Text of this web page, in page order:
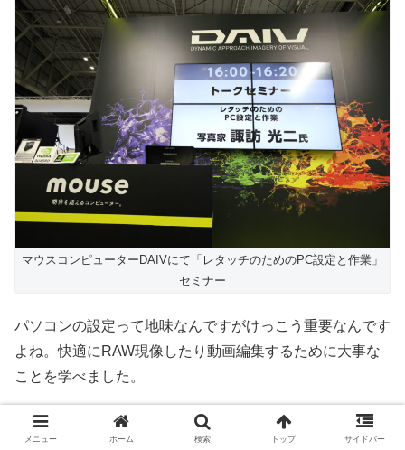
マウスコンピューターDAIVにて「レタッチのためのPC設定と作業」
セミナー
パソコンの設定って地味なんですがけっこう重要なんです
よね。快適にRAW現像したり動画編集するために大事な
ことを学べました。
なう！ #cpplus pic.twitter.com/Wo9zVeLKY8
メニュー ホーム 検索 トップ サイドバー